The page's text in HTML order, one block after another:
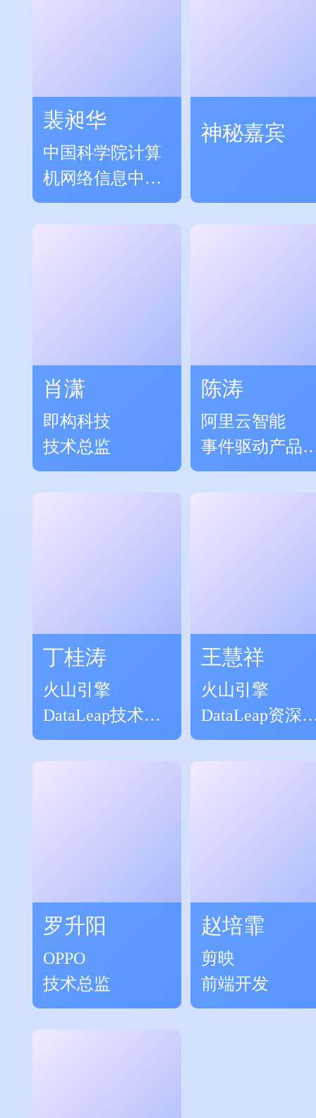
裴昶华
中国科学院计算
机网络信息中心
副研究员
神秘嘉宾
肖潇
即构科技
技术总监
陈涛
阿里云智能
事件驱动产品
责人
丁桂涛
火山引擎
DataLeap技术专
家
王慧祥
火山引擎
DataLeap资深
构师
罗升阳
OPPO
技术总监
赵培霏
剪映
前端开发